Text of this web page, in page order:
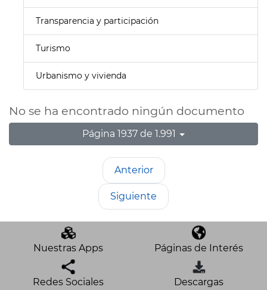
Transparencia y participación
Turismo
Urbanismo y vivienda
No se ha encontrado ningún documento
Página 1937 de 1.991
Anterior
Siguiente
Nuestras Apps Páginas de Interés
Redes Sociales Descargas